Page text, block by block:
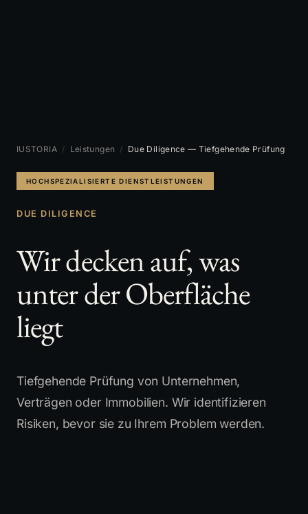
IUSTORIA / Leistungen / Due Diligence — Tiefgehende Prüfung
HOCHSPEZIALISIERTE DIENSTLEISTUNGEN
DUE DILIGENCE
Wir decken auf, was
unter der Oberfläche
liegt
Tiefgehende Prüfung von Unternehmen,
Verträgen oder Immobilien. Wir identifizieren
Risiken, bevor sie zu Ihrem Problem werden.